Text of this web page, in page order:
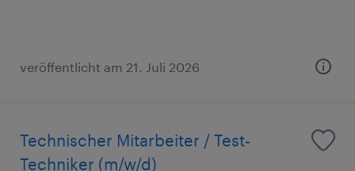
veröffentlicht am 21. Juli 2026
Technischer Mitarbeiter / Test-
Techniker (m/w/d)